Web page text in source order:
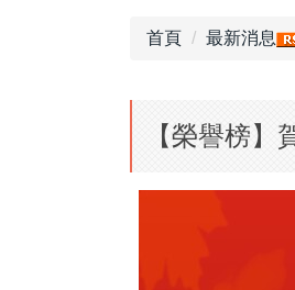
首頁 最新消息
【榮譽榜